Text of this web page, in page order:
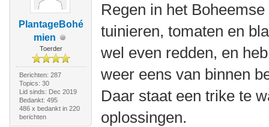
PlantageBohé
mien
Toerder
Berichten: 287
Topics: 30
Lid sinds: Dec 2019
Bedankt: 495
486 x bedankt in 220
berichten
Regen in het
tuinieren, tomaten en
wel even redden, en
weer eens van binnen
Daar staat een trike te
oplossingen.